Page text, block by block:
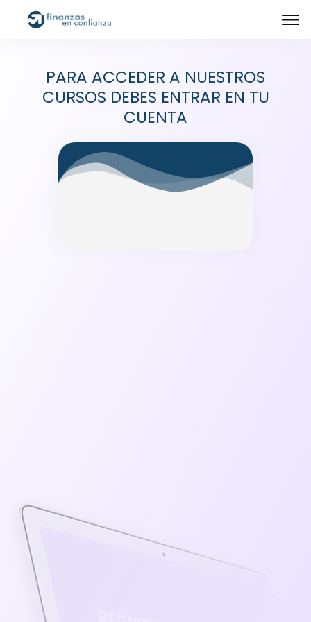
PARA ACCEDER A NUESTROS
CURSOS DEBES ENTRAR EN TU
CUENTA